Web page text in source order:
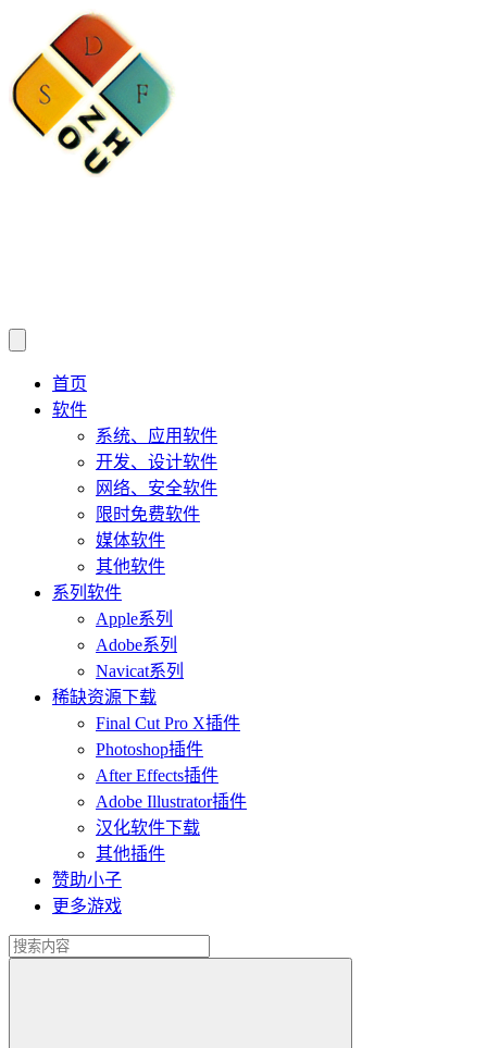
首页
软件
系统、应用软件
开发、设计软件
网络、安全软件
限时免费软件
媒体软件
其他软件
系列软件
Apple系列
Adobe系列
Navicat系列
稀缺资源下载
Final Cut Pro X插件
Photoshop插件
After Effects插件
Adobe Illustrator插件
汉化软件下载
其他插件
赞助小子
更多游戏